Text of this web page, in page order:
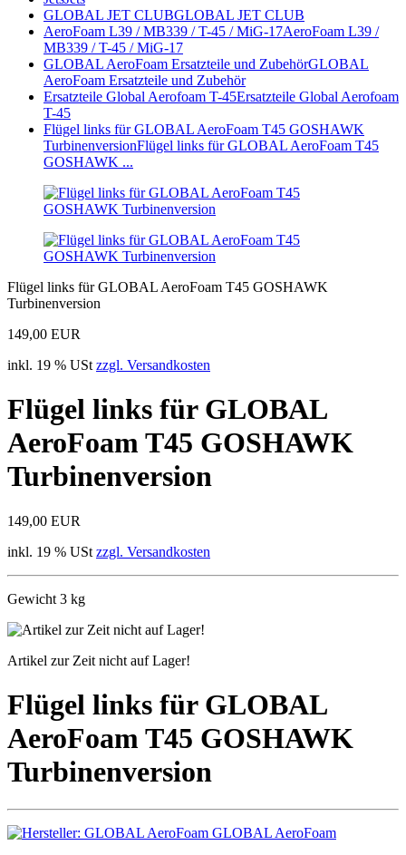
GLOBAL JET CLUBGLOBAL JET CLUB
AeroFoam L39 / MB339 / T-45 / MiG-17AeroFoam L39 /
MB339 / T-45 / MiG-17
GLOBAL AeroFoam Ersatzteile und ZubehörGLOBAL
AeroFoam Ersatzteile und Zubehör
Ersatzteile Global Aerofoam T-45Ersatzteile Global Aerofoam
T-45
Flügel links für GLOBAL AeroFoam T45 GOSHAWK
TurbinenversionFlügel links für GLOBAL AeroFoam T45
GOSHAWK ...
Flügel links für GLOBAL AeroFoam T45 GOSHAWK
Turbinenversion
149,00 EUR
inkl. 19 % USt zzgl. Versandkosten
Flügel links für GLOBAL
AeroFoam T45 GOSHAWK
Turbinenversion
149,00 EUR
inkl. 19 % USt zzgl. Versandkosten
Gewicht 3 kg
Artikel zur Zeit nicht auf Lager!
Flügel links für GLOBAL
AeroFoam T45 GOSHAWK
Turbinenversion
GLOBAL AeroFoam